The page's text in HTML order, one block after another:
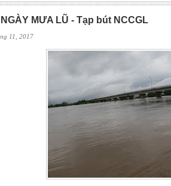
MƯA LŨ - Tạp bút NCCGL
11, 2017